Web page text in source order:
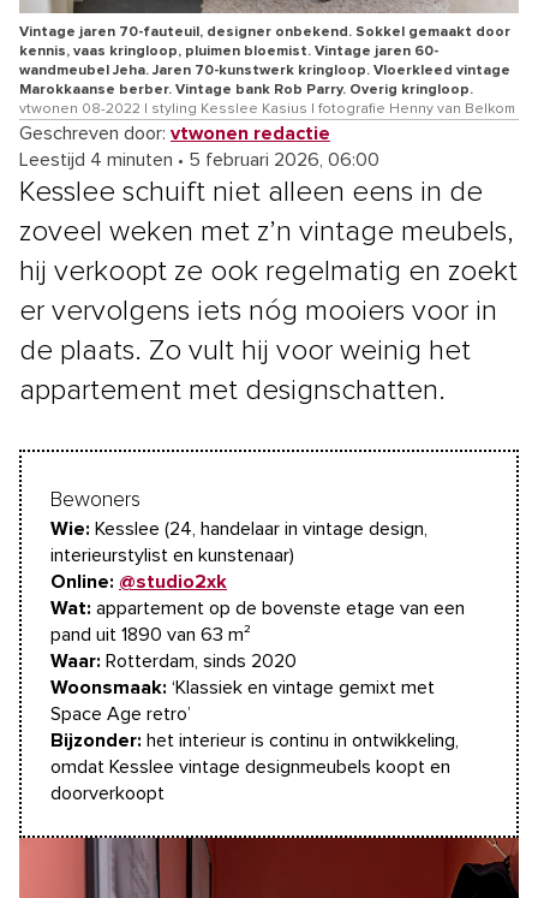
Vintage jaren 70-fauteuil, designer onbekend. Sokkel gemaakt door
kennis, vaas kringloop, pluimen bloemist. Vintage jaren 60-
wandmeubel Jeha. Jaren 70-kunstwerk kringloop. Vloerkleed vintage
Marokkaanse berber. Vintage bank Rob Parry. Overig kringloop.
vtwonen 08-2022 | styling Kesslee Kasius | fotografie Henny van Belkom
Geschreven door: vtwonen redactie
Leestijd 4 minuten • 5 februari 2026, 06:00
Kesslee schuift niet alleen eens in de
zoveel weken met z’n vintage meubels,
hij verkoopt ze ook regelmatig en zoekt
er vervolgens iets nóg mooiers voor in
de plaats. Zo vult hij voor weinig het
appartement met designschatten.
Bewoners
Wie: Kesslee (24, handelaar in vintage design,
interieurstylist en kunstenaar)
Online: @studio2xk
Wat: appartement op de bovenste etage van een
pand uit 1890 van 63 m²
Waar: Rotterdam, sinds 2020
Woonsmaak: ‘Klassiek en vintage gemixt met
Space Age retro’
Bijzonder: het interieur is continu in ontwikkeling,
omdat Kesslee vintage designmeubels koopt en
doorverkoopt